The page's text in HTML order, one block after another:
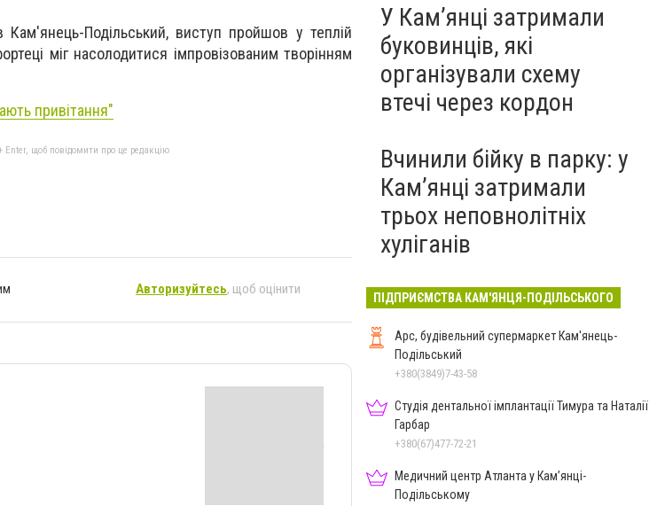
Подільський, виступ пройшов у теплій
міг насолодитися імпровізованим творінням
привітання"
Enter, щоб повідомити про це редакцію
Авторизуйтесь, щоб оцінити
У Кам’янці затримали
буковинців, які
організували схему
втечі через кордон
Вчинили бійку в парку: у
Кам’янці затримали
трьох неповнолітніх
хуліганів
ПІДПРИЄМСТВА КАМ'ЯНЦЯ-ПОДІЛЬСЬКОГО
Арс, будівельний супермаркет Кам'янець-
Подільський
+380(3849)7-43-58
Студія дентальної імплантації Тимура та Наталії
Гарбар
+380(67)477-72-21
Медичний центр Атланта у Кам’янці-
Подільському